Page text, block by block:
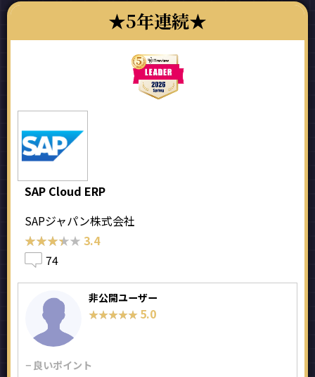
5年連続
SAP Cloud ERP
SAPジャパン株式会社
★★★★★
★★★★★ 3.4
74
非公開ユーザー
★★★★★
★★★★★ 5.0
− 良いポイント